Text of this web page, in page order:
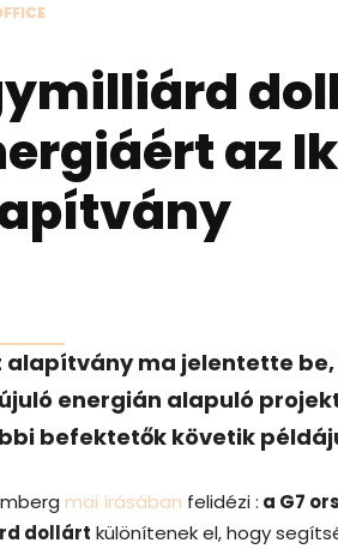
az
alapítvány ma jelentette
energián alapuló
befektetők követik
mai írásában felidézi : a G7
dollárt különítenek el, hogy